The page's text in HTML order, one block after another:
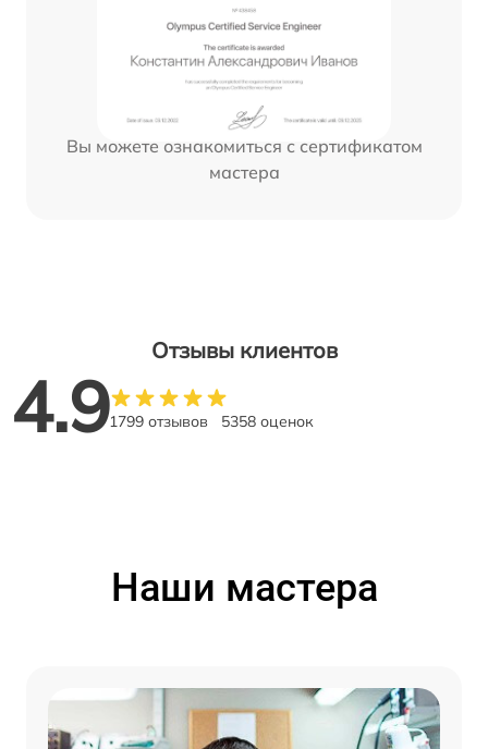
Вы можете ознакомиться с сертификатом
мастера
Отзывы клиентов
4.91799 отзывов 5358 оценок
Наши мастера